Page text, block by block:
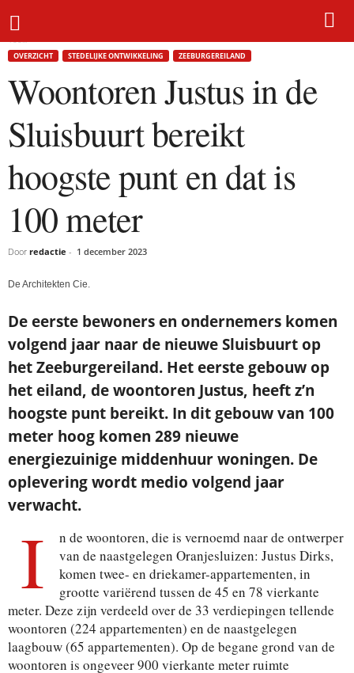
Home
Woontoren Justus in de Sluisbuurt bereikt hoogste punt en dat is
100...
OVERZICHT STEDELIJKE ONTWIKKELING ZEEBURGEREILAND
Woontoren Justus in de
Sluisbuurt bereikt
hoogste punt en dat is
100 meter
Door redactie - 1 december 2023
De Architekten Cie.
De eerste bewoners en ondernemers komen
volgend jaar naar de nieuwe Sluisbuurt op
het Zeeburgereiland. Het eerste gebouw op
het eiland, de woontoren Justus, heeft z’n
hoogste punt bereikt. In dit gebouw van 100
meter hoog komen 289 nieuwe
energiezuinige middenhuur woningen. De
oplevering wordt medio volgend jaar
verwacht.
I
n de woontoren, die is vernoemd naar de ontwerper
van de naastgelegen Oranjesluizen: Justus Dirks,
komen twee- en driekamer-appartementen, in
grootte variërend tussen de 45 en 78 vierkante
meter. Deze zijn verdeeld over de 33 verdiepingen tellende
woontoren (224 appartementen) en de naastgelegen
laagbouw (65 appartementen). Op de begane grond van de
woontoren is ongeveer 900 vierkante meter ruimte